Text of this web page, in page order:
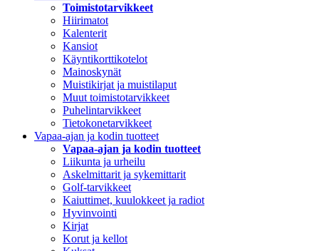
Toimistotarvikkeet
Hiirimatot
Kalenterit
Kansiot
Käyntikorttikotelot
Mainoskynät
Muistikirjat ja muistilaput
Muut toimistotarvikkeet
Puhelintarvikkeet
Tietokonetarvikkeet
Vapaa-ajan ja kodin tuotteet
Vapaa-ajan ja kodin tuotteet
Liikunta ja urheilu
Askelmittarit ja sykemittarit
Golf-tarvikkeet
Kaiuttimet, kuulokkeet ja radiot
Hyvinvointi
Kirjat
Korut ja kellot